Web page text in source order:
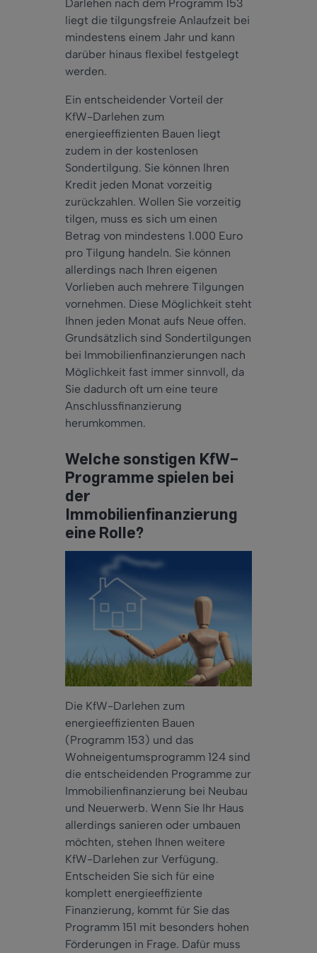
Darlehen nach dem Programm 153
liegt die tilgungsfreie Anlaufzeit bei
mindestens einem Jahr und kann
darüber hinaus flexibel festgelegt
werden.
Ein entscheidender Vorteil der
KfW-Darlehen zum
energieeffizienten Bauen liegt
zudem in der kostenlosen
Sondertilgung. Sie können Ihren
Kredit jeden Monat vorzeitig
zurückzahlen. Wollen Sie vorzeitig
tilgen, muss es sich um einen
Betrag von mindestens 1.000 Euro
pro Tilgung handeln. Sie können
allerdings nach Ihren eigenen
Vorlieben auch mehrere Tilgungen
vornehmen. Diese Möglichkeit steht
Ihnen jeden Monat aufs Neue offen.
Grundsätzlich sind Sondertilgungen
bei Immobilienfinanzierungen nach
Möglichkeit fast immer sinnvoll, da
Sie dadurch oft um eine teure
Anschlussfinanzierung
herumkommen.
Welche sonstigen KfW-
Programme spielen bei
der
Immobilienfinanzierung
eine Rolle?
Die KfW-Darlehen zum
energieeffizienten Bauen
(Programm 153) und das
Wohneigentumsprogramm 124 sind
die entscheidenden Programme zur
Immobilienfinanzierung bei Neubau
und Neuerwerb. Wenn Sie Ihr Haus
allerdings sanieren oder umbauen
möchten, stehen Ihnen weitere
KfW-Darlehen zur Verfügung.
Entscheiden Sie sich für eine
komplett energieeffiziente
Finanzierung, kommt für Sie das
Programm 151 mit besonders hohen
Förderungen in Frage. Dafür muss